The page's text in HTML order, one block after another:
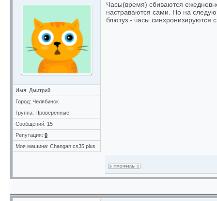
Имя: Дмитрий
Город: Челябинск
Группа: Проверенные
Сообщений: 15
Репутация: 0
Моя машина: Changan cs35 plus
Часы(время) сбиваются
настраваются сами. Но на
блютуз - часы синхронизируются